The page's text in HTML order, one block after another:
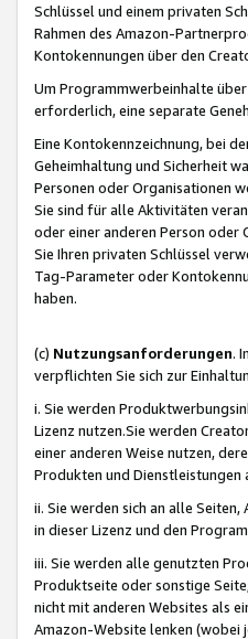
Schlüssel und einem privaten
Rahmen des Amazon-
Kontokennungen über den
Um Programmwerbeinhalte
erforderlich, eine separate
Eine Kontokennzeichnung, bei
Geheimhaltung und Sicherheit
Personen oder Organisationen
Sie sind für alle Aktivitäten
oder einer anderen Person oder
Sie Ihren privaten Schlüssel
Tag-Parameter oder
haben.
(c) Nutzungsanforderungen.
verpflichten Sie sich zur
i. Sie werden
Lizenz nutzen.Sie werden
einer anderen Weise nutzen,
Produkten und
ii. Sie werden sich an alle
in dieser Lizenz und den
iii. Sie werden alle genutzten
Produktseite oder sonstige
nicht mit anderen Websites als
Amazon-Website lenken (wobei